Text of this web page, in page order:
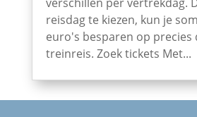
reisdag te kiezen, kun je
euro's besparen op precies
treinreis. Zoek tickets Met...